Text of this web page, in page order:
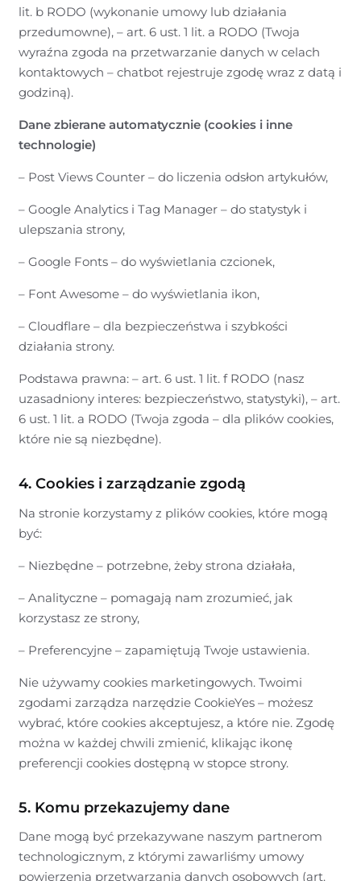
lit. b RODO (wykonanie umowy lub działania
przedumowne), – art. 6 ust. 1 lit. a RODO (Twoja
wyraźna zgoda na przetwarzanie danych w celach
kontaktowych – chatbot rejestruje zgodę wraz z datą i
godziną).
Dane zbierane automatycznie (cookies i inne
technologie)
– Post Views Counter – do liczenia odsłon artykułów,
– Google Analytics i Tag Manager – do statystyk i
ulepszania strony,
– Google Fonts – do wyświetlania czcionek,
– Font Awesome – do wyświetlania ikon,
– Cloudflare – dla bezpieczeństwa i szybkości
działania strony.
Podstawa prawna: – art. 6 ust. 1 lit. f RODO (nasz
uzasadniony interes: bezpieczeństwo, statystyki), – art.
6 ust. 1 lit. a RODO (Twoja zgoda – dla plików cookies,
które nie są niezbędne).
4. Cookies i zarządzanie zgodą
Na stronie korzystamy z plików cookies, które mogą
być:
– Niezbędne – potrzebne, żeby strona działała,
– Analityczne – pomagają nam zrozumieć, jak
korzystasz ze strony,
– Preferencyjne – zapamiętują Twoje ustawienia.
Nie używamy cookies marketingowych. Twoimi
zgodami zarządza narzędzie CookieYes – możesz
wybrać, które cookies akceptujesz, a które nie. Zgodę
można w każdej chwili zmienić, klikając ikonę
preferencji cookies dostępną w stopce strony.
5. Komu przekazujemy dane
Dane mogą być przekazywane naszym partnerom
technologicznym, z którymi zawarliśmy umowy
powierzenia przetwarzania danych osobowych (art.